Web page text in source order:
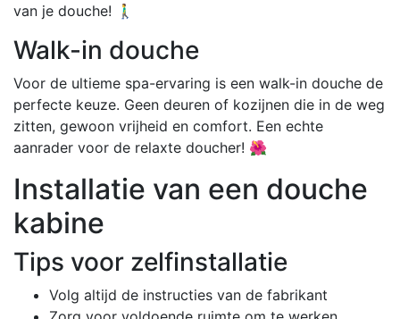
van je douche! 🚶‍♂️
Walk-in douche
Voor de ultieme spa-ervaring is een walk-in douche de
perfecte keuze. Geen deuren of kozijnen die in de weg
zitten, gewoon vrijheid en comfort. Een echte
aanrader voor de relaxte doucher! 🌺
Installatie van een douche
kabine
Tips voor zelfinstallatie
Volg altijd de instructies van de fabrikant